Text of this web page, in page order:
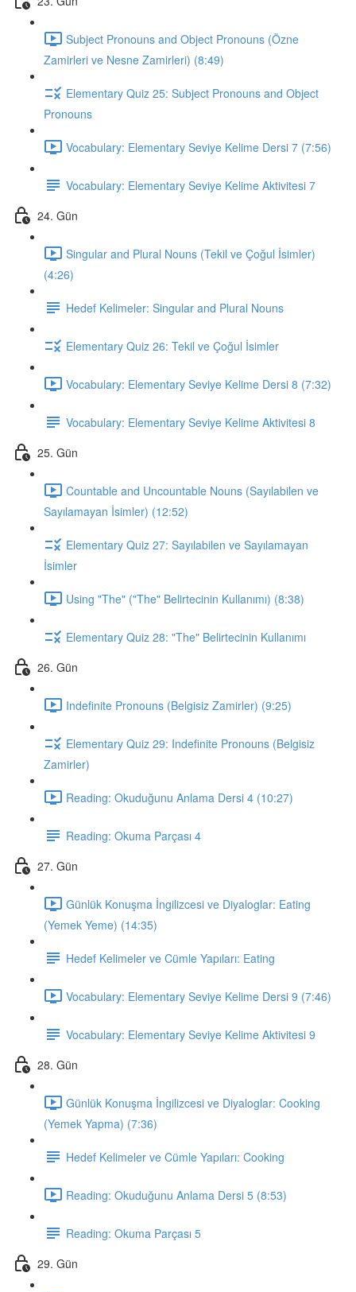
Subject Pronouns and Object Pronouns (Özne
Zamirleri ve Nesne Zamirleri) (8:49)
Elementary Quiz 25: Subject Pronouns and Object
Pronouns
Vocabulary: Elementary Seviye Kelime Dersi 7 (7:56)
Vocabulary: Elementary Seviye Kelime Aktivitesi 7
24. Gün
Singular and Plural Nouns (Tekil ve Çoğul İsimler)
(4:26)
Hedef Kelimeler: Singular and Plural Nouns
Elementary Quiz 26: Tekil ve Çoğul İsimler
Vocabulary: Elementary Seviye Kelime Dersi 8 (7:32)
Vocabulary: Elementary Seviye Kelime Aktivitesi 8
25. Gün
Countable and Uncountable Nouns (Sayılabilen ve
Sayılamayan İsimler) (12:52)
Elementary Quiz 27: Sayılabilen ve Sayılamayan
İsimler
Using "The" ("The" Belirtecinin Kullanımı) (8:38)
Elementary Quiz 28: "The" Belirtecinin Kullanımı
26. Gün
Indefinite Pronouns (Belgisiz Zamirler) (9:25)
Elementary Quiz 29: Indefinite Pronouns (Belgisiz
Zamirler)
Reading: Okuduğunu Anlama Dersi 4 (10:27)
Reading: Okuma Parçası 4
27. Gün
Günlük Konuşma İngilizcesi ve Diyaloglar: Eating
(Yemek Yeme) (14:35)
Hedef Kelimeler ve Cümle Yapıları: Eating
Vocabulary: Elementary Seviye Kelime Dersi 9 (7:46)
Vocabulary: Elementary Seviye Kelime Aktivitesi 9
28. Gün
Günlük Konuşma İngilizcesi ve Diyaloglar: Cooking
(Yemek Yapma) (7:36)
Hedef Kelimeler ve Cümle Yapıları: Cooking
Reading: Okuduğunu Anlama Dersi 5 (8:53)
Reading: Okuma Parçası 5
29. Gün